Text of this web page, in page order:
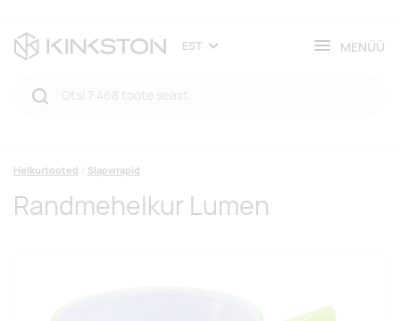
EST MENÜÜ
Helkurtooted Slapwrapid
Randmehelkur Lumen